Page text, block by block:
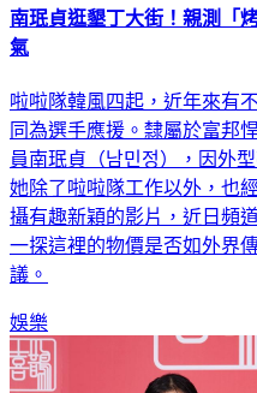
南珉貞逛墾丁大街！親測「
氣
啦啦隊韓風四起，近年來有
同為選手應援。隸屬於富邦
員南珉貞（남민정），因外
她除了啦啦隊工作以外，也
攝有趣新穎的影片，近日頻
一探這裡的物價是否如外界
議。
娛樂